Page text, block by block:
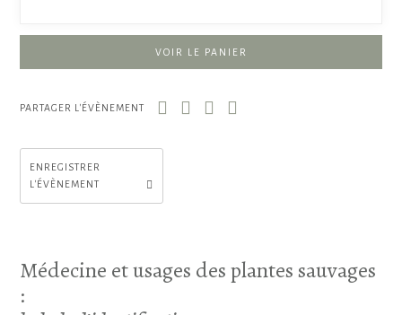
VOIR LE PANIER
PARTAGER L'ÉVÈNEMENT
ENREGISTRER
L'ÉVÈNEMENT
Médecine et usages des plantes sauvages
: